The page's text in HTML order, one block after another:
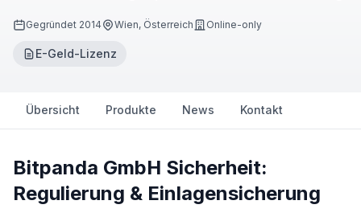
Gegründet 2014 Wien, Österreich Online-only
E-Geld-Lizenz
Übersicht Produkte News Kontakt
Bitpanda GmbH Sicherheit:
Regulierung & Einlagensicherung